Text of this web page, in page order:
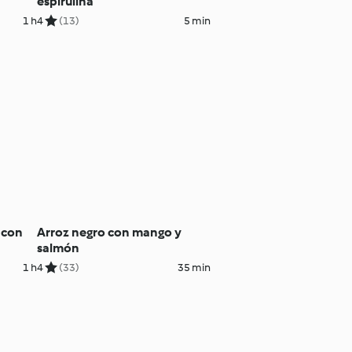
1 h4 (13) 5 min
1 h
Arroz negro con mango y
salmón
4 (33) 35 min